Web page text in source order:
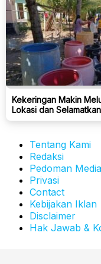
Kekeringan Makin
Lokasi dan
Tentang Kami
Redaksi
Pedoman
Privasi
Contact
Kebijakan Iklan
Disclaimer
Hak Jawab &